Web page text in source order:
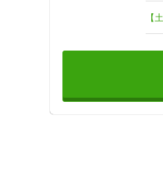
薬で抑えているだけ
我慢していませんか？
局所の痛みをとるだ
【